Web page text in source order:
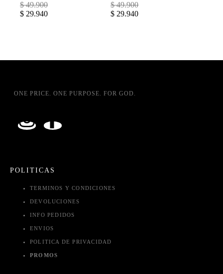
$49.900
$ 29.940
$49.900
$ 29.940
ONE PRICE. ONE PURPOSE. FOR GOD.
POLITICAS
TERMINOS Y CONDICIONES
DEVOLUCIONES
INFO PEDIDOS
ENVIOS
POLITICA DE PRIVACIDAD
PROMOS